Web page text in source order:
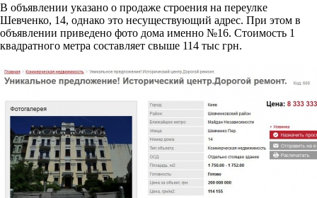
В объявлении указано о продаже строения на переулке
Шевченко, 14, однако это несуществующий адрес. При этом в
объявлении приведено фото дома именно №16. Стоимость 1
квадратного метра составляет свыше 114 тыс грн.